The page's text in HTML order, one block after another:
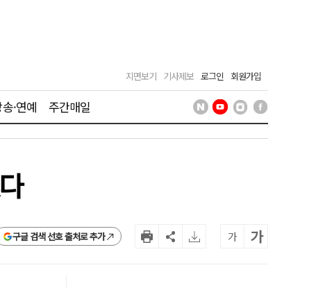
지면보기 기사제보 로그인 회원가입
·연예 주간매일
구글 검색 선호 출처로 추가 가 가